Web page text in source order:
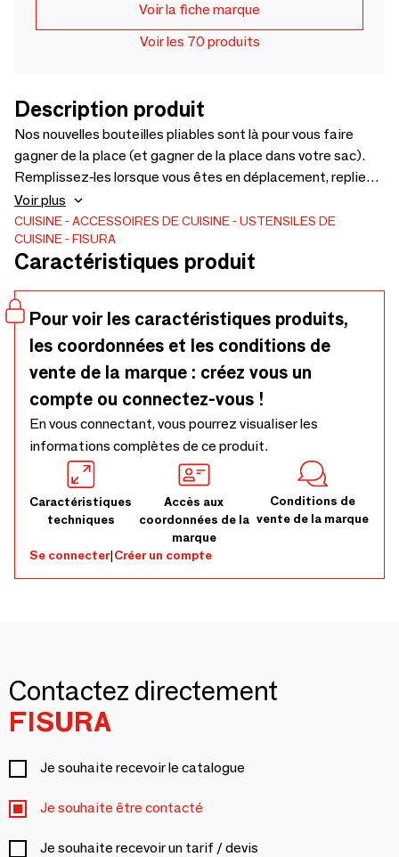
Voir la fiche marque
Voir les 70 produits
Description produit
Nos nouvelles bouteilles pliables sont là pour vous faire
gagner de la place (et gagner de la place dans votre sac).
Remplissez-les lorsque vous êtes en déplacement, repliez-
les lorsque vous avez terminé, car qui a le temps pour les
bouteilles volumineuses ? Dotés de nouveaux designs, ils
sont parfaits pour les séances de sport, les randonnées ou
tout simplement pour exprimer votre ambiance écologique.
élégante.
Voir plus
CUISINE ACCESSOIRES DE CUISINE
USTENSILES DE
CUISINE
FISURA
Caractéristiques produit
Pour voir les caractéristiques produits,
les coordonnées et les conditions de
vente de la marque : créez vous un
compte ou connectez-vous !
En vous connectant, vous pourrez visualiser les
informations complètes de ce produit.
Caractéristiques
techniques
Accès aux
coordonnées de la
marque
Conditions de
vente de la marque
Se connecter|Créer un compte
Contactez directement
FISURA
Je souhaite recevoir le catalogue
Je souhaite être contacté
Je souhaite recevoir un tarif / devis